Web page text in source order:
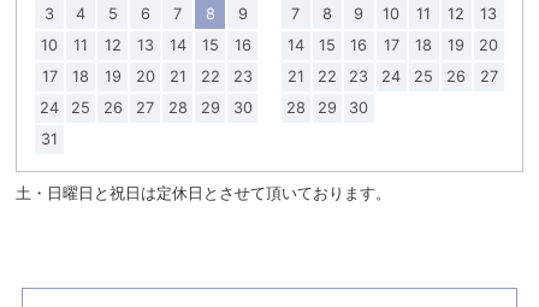
3
4 5 6 7 8
9
10
11 12 13 14 15
16
17
18 19 20 21 22
23
24
25 26 27 28 29
30
31
7
8 9 10 11 12
13
14
15 16 17 18 19
20
21
22 23 24 25 26
27
28
29 30
土・日曜日と祝日は定休日とさせて頂いております。